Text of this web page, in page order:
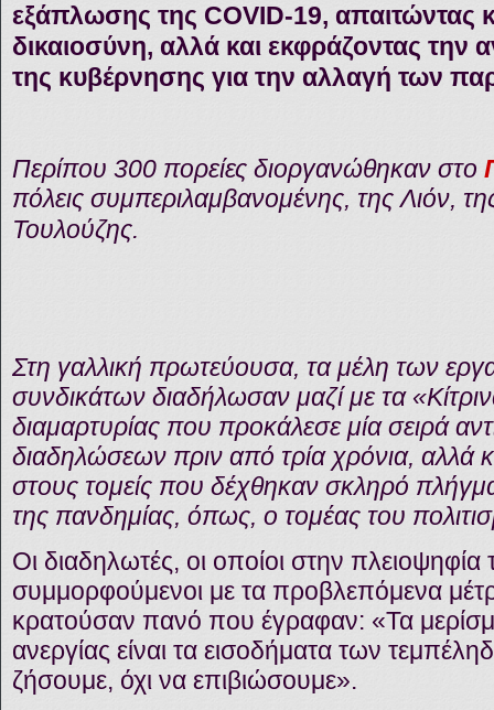
εξάπλωσης της COVID-19, απαιτώντας
δικαιοσύνη, αλλά και εκφράζοντας την
της κυβέρνησης για την αλλαγή των
Περίπου 300 πορείες διοργανώθηκαν στο
πόλεις συμπεριλαμβανομένης, της Λιόν,
Τουλούζης.
Στη γαλλική πρωτεύουσα, τα μέλη των
συνδικάτων διαδήλωσαν μαζί με τα
διαμαρτυρίας που προκάλεσε μία σειρά
διαδηλώσεων πριν από τρία χρόνια, αλλά
στους τομείς που δέχθηκαν σκληρό
της πανδημίας, όπως, ο τομέας του
Οι διαδηλωτές, οι οποίοι στην
συμμορφούμενοι με τα προβλεπόμενα
κρατούσαν πανό που έγραφαν: «Τα
ανεργίας είναι τα εισοδήματα των
ζήσουμε, όχι να επιβιώσουμε».